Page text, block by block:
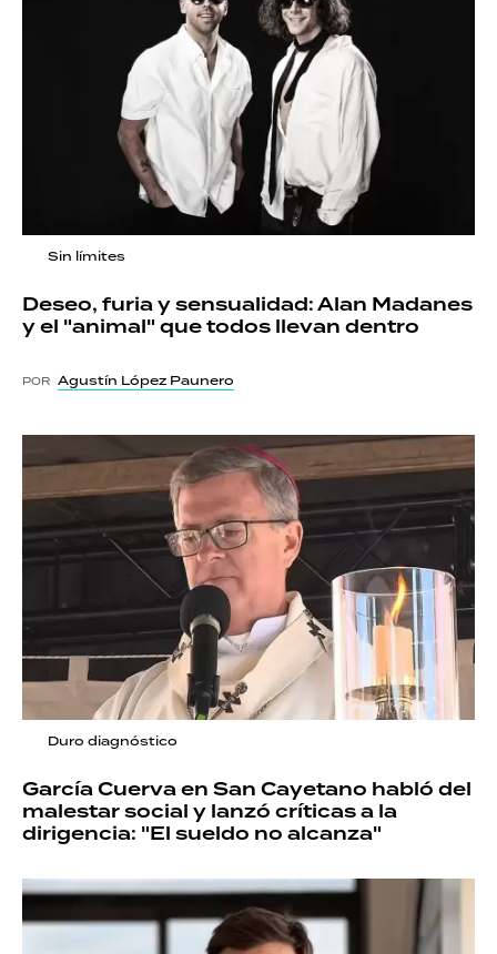
Sin límites
Deseo, furia y sensualidad: Alan Madanes
y el "animal" que todos llevan dentro
POR Agustín López Paunero
Duro diagnóstico
García Cuerva en San Cayetano habló del
malestar social y lanzó críticas a la
dirigencia: "El sueldo no alcanza"